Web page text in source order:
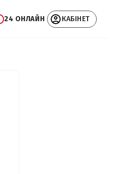
24 ОНЛАЙН КАБІНЕТ